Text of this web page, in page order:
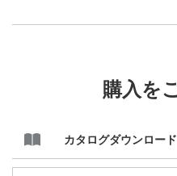
購入を
カタログダウンロード